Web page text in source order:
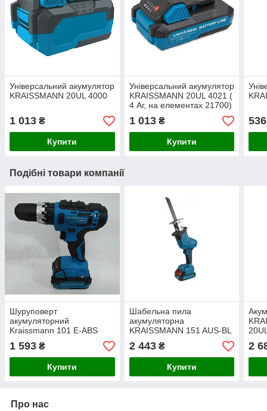
Універсальний акумулятор
KRAISSMANN 20UL 4000
1 013 ₴
Купити
Універсальний акумулятор
KRAISSMANN 20UL 4021 (
4 Аг, на елементах 21700)
1 013₴
Купити
536
Подібні товари компанії
Шуруповерт
акумуляторний
Kraissmann 101 E-ABS
акумулятор 2Ач)
1 593 ₴
Купити
Шабельна пила
акумуляторна
KRAISSMANN 151 AUS-BL
2 443₴
Купити
2
Про нас